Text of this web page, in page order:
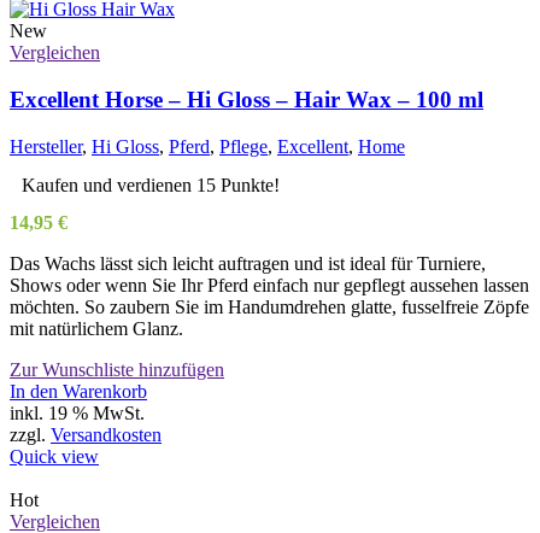
New
Vergleichen
Excellent Horse – Hi Gloss – Hair Wax – 100 ml
Hersteller, Hi Gloss, Pferd, Pflege, Excellent, Home
Kaufen und verdienen 15 Punkte!
14,95 €
Das Wachs lässt sich leicht auftragen und ist ideal für Turniere,
Shows oder wenn Sie Ihr Pferd einfach nur gepflegt aussehen lassen
möchten. So zaubern Sie im Handumdrehen glatte, fusselfreie Zöpfe
mit natürlichem Glanz.
Zur Wunschliste hinzufügen
In den Warenkorb
inkl. 19 % MwSt.
zzgl. Versandkosten
Quick view
Hot
Vergleichen